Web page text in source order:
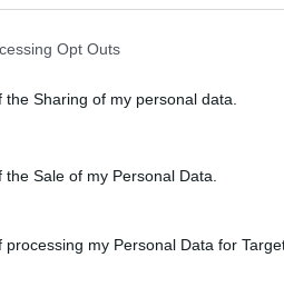
Opt Outs
Sharing of my personal data.
Sale of my Personal Data.
processing my Personal Data for